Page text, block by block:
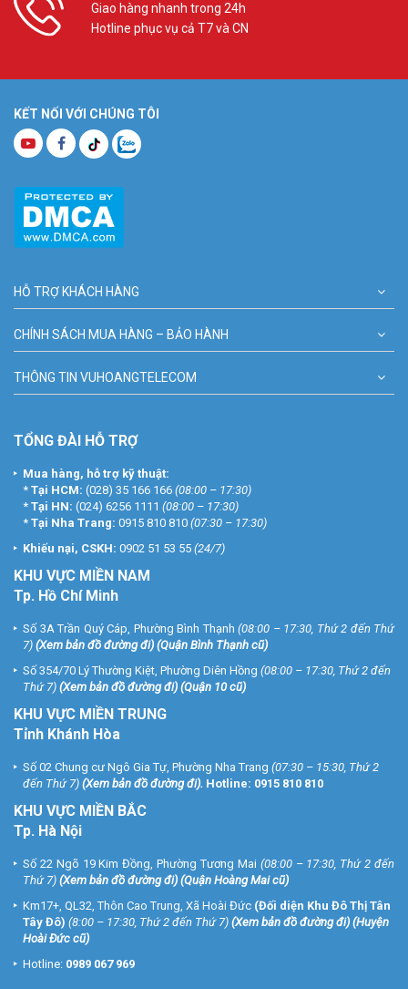
Giao hàng nhanh trong 24h
Hotline phục vụ cả T7 và CN
KẾT NỐI VỚI CHÚNG TÔI
HỖ TRỢ KHÁCH HÀNG
CHÍNH SÁCH MUA HÀNG – BẢO HÀNH
THÔNG TIN VUHOANGTELECOM
TỔNG ĐÀI HỖ TRỢ
Mua hàng, hỗ trợ kỹ thuật:
* Tại HCM: (028) 35 166 166 (08:00 – 17:30)
* Tại HN: (024) 6256 1111 (08:00 – 17:30)
* Tại Nha Trang: 0915 810 810 (07:30 – 17:30)
Khiếu nại, CSKH: 0902 51 53 55 (24/7)
KHU VỰC MIỀN NAM
Tp. Hồ Chí Minh
Số 3A Trần Quý Cáp, Phường Bình Thạnh (08:00 – 17:30, Thứ 2 đến Thứ
7) (Xem bản đồ đường đi) (Quận Bình Thạnh cũ)
Số 354/70 Lý Thường Kiệt, Phường Diên Hồng (08:00 – 17:30, Thứ 2 đến
Thứ 7) (Xem bản đồ đường đi) (Quận 10 cũ)
KHU VỰC MIỀN TRUNG
Tỉnh Khánh Hòa
Số 02 Chung cư Ngô Gia Tự, Phường Nha Trang (07:30 – 15:30, Thứ 2
đến Thứ 7) (Xem bản đồ đường đi). Hotline: 0915 810 810
KHU VỰC MIỀN BẮC
Tp. Hà Nội
Số 22 Ngõ 19 Kim Đồng, Phường Tương Mai (08:00 – 17:30, Thứ 2 đến
Thứ 7) (Xem bản đồ đường đi) (Quận Hoàng Mai cũ)
Km17+, QL32, Thôn Cao Trung, Xã Hoài Đức (Đối diện Khu Đô Thị Tân
Tây Đô) (8:00 – 17:30, Thứ 2 đến Thứ 7) (Xem bản đồ đường đi) (Huyện
Hoài Đức cũ)
Hotline: 0989 067 969